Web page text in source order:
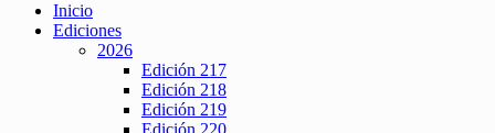
Inicio
Ediciones
2026
Edición 217
Edición 218
Edición 219
Edición 220